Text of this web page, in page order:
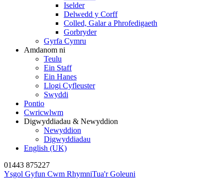
Iselder
Delwedd y Corff
Colled, Galar a Phrofedigaeth
Gorbryder
Gyrfa Cymru
Amdanom ni
Teulu
Ein Staff
Ein Hanes
Llogi Cyfleuster
Swyddi
Pontio
Cwricwlwm
Digwyddiadau & Newyddion
Newyddion
Digwyddiadau
English (UK)
01443 875227
Ysgol Gyfun Cwm RhymniTua'r Goleuni